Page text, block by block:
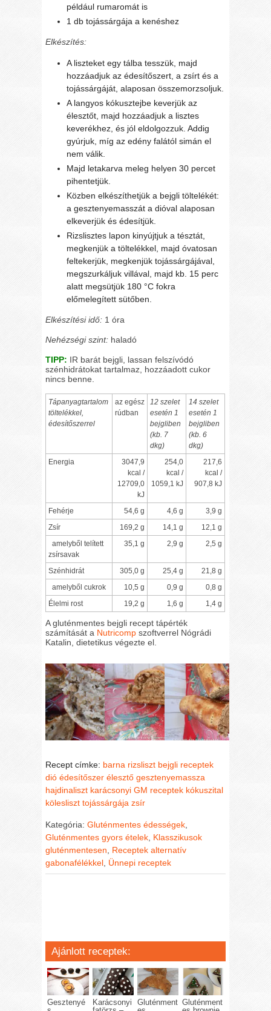
például rumaromát is
1 db tojássárgája a kenéshez
Elkészítés:
A liszteket egy tálba tesszük, majd
hozzáadjuk az édesítőszert, a zsírt és a
tojássárgáját, alaposan összemorzsoljuk.
A langyos kókusztejbe keverjük az
élesztőt, majd hozzáadjuk a lisztes
keverékhez, és jól eldolgozzuk. Addig
gyúrjuk, míg az edény falától simán el
nem válik.
Majd letakarva meleg helyen 30 percet
pihentetjük.
Közben elkészíthetjük a bejgli töltelékét:
a gesztenyemasszát a dióval alaposan
elkeverjük és édesítjük.
Rizslisztes lapon kinyújtjuk a tésztát,
megkenjük a töltelékkel, majd óvatosan
feltekerjük, megkenjük tojássárgájával,
megszurkáljuk villával, majd kb. 15 perc
alatt megsütjük 180 °C fokra
előmelegített sütőben.
Elkészítési idő: 1 óra
Nehézségi szint: haladó
TIPP: IR barát bejgli, lassan felszívódó
szénhidrátokat tartalmaz, hozzáadott cukor
nincs benne.
Tápanyagtartalom
töltelékkel,
édesítőszerrel
az egész
rúdban
12 szelet
esetén 1
bejgliben
(kb. 7
dkg)
14 szelet
esetén 1
bejgliben
(kb. 6
dkg)
Energia
3047,9
kcal /
12709,0
kJ
254,0
kcal /
1059,1 kJ
217,6
kcal /
907,8 kJ
Fehérje 54,6 g 4,6 g
3,9 g
Zsír
169,2 g 14,1 g
12,1 g
amelyből telített
zsírsavak
35,1 g 2,9 g 2,5 g
Szénhidrát 305,0 g 25,4 g
21,8 g
amelyből cukrok
10,5 g 0,9 g
0,8 g
Élelmi rost
19,2 g 1,6 g 1,4 g
A gluténmentes bejgli recept tápérték
számítását a Nutricomp szoftverrel Nógrádi
Katalin, dietetikus végezte el.
Recept címke: barna rizsliszt bejgli receptek
dió édesítőszer élesztő gesztenyemassza
hajdinaliszt karácsonyi GM receptek kókuszital
kölesliszt tojássárgája zsír
Kategória:Gluténmentes édességek,
Gluténmentes gyors ételek, Klasszikusok
gluténmentesen, Receptek alternatív
gabonafélékkel, Ünnepi receptek
Ajánlott receptek:
Gesztenyé
Karácsonyi
Gluténment Gluténment